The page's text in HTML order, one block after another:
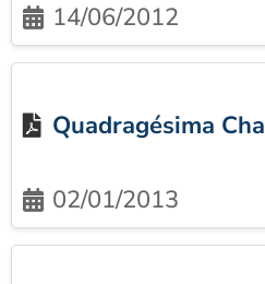
14/06/2012
Quadragésima
02/01/2013